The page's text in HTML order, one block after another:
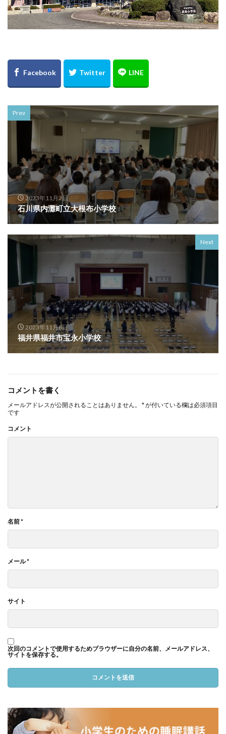
Prev
2023年11月2日
石川県内灘町立大根布小学校
Next
2023年11月8日
福井県福井市宝永小学校
コメントを書く
メールアドレスが公開されることはありません。 *が付いている欄は必須項目
です
コメント
名前*
メール*
サイト
次回のコメントで使用するためブラウザーに自分の名前、メールアドレス、
サイトを保存する。